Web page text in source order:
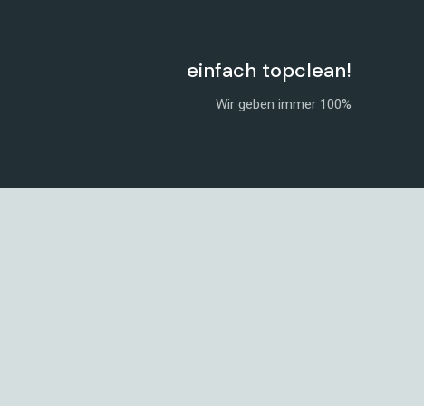
einfach topclean!
Wir geben immer 100%